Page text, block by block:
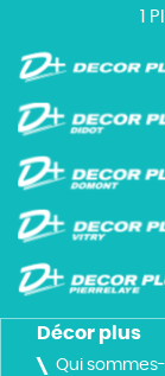
1
Décor plus
Qui